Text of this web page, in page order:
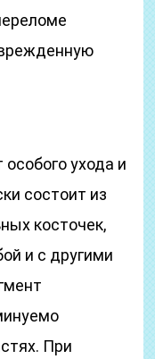
ухода и
состоит из
косточек,
и с другими
При